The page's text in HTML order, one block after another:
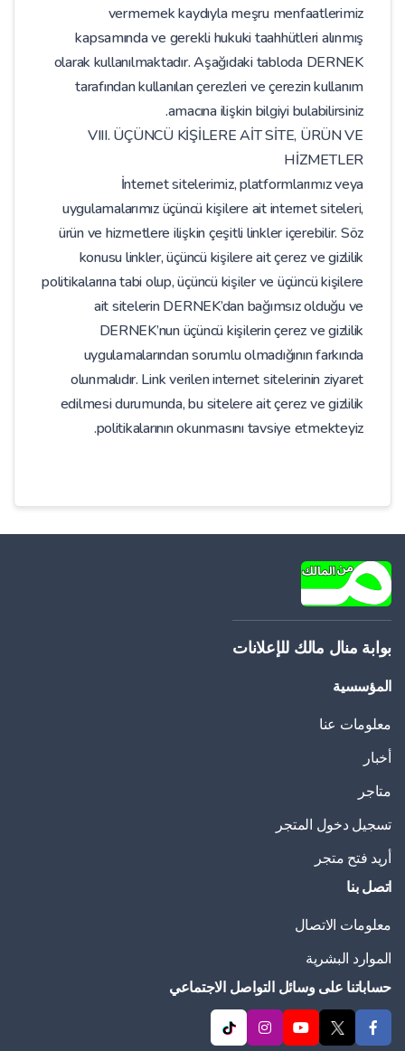
vermemek kaydıyla meşru menfaatlerimiz
kapsamında ve gerekli hukuki taahhütleri alınmış
olarak kullanılmaktadır. Aşağıdaki tabloda DERNEK
tarafından kullanılan çerezleri ve çerezin kullanım
amacına ilişkin bilgiyi bulabilirsiniz.
VIII. ÜÇÜNCÜ KİŞİLERE AİT SİTE, ÜRÜN VE
HİZMETLER
İnternet sitelerimiz, platformlarımız veya
uygulamalarımız üçüncü kişilere ait internet siteleri,
ürün ve hizmetlere ilişkin çeşitli linkler içerebilir. Söz
konusu linkler, üçüncü kişilere ait çerez ve gizlilik
politikalarına tabi olup, üçüncü kişiler ve üçüncü kişilere
ait sitelerin DERNEK’dan bağımsız olduğu ve
DERNEK’nun üçüncü kişilerin çerez ve gizlilik
uygulamalarından sorumlu olmadığının farkında
olunmalıdır. Link verilen internet sitelerinin ziyaret
edilmesi durumunda, bu sitelere ait çerez ve gizlilik
politikalarının okunmasını tavsiye etmekteyiz.
بوابة منال مالك للإعلانات
المؤسسية
معلومات عنا
أخبار
متاجر
تسجيل دخول المتجر
أريد فتح متجر
اتصل بنا
معلومات الاتصال
الموارد البشرية
حساباتنا على وسائل التواصل الاجتماعي